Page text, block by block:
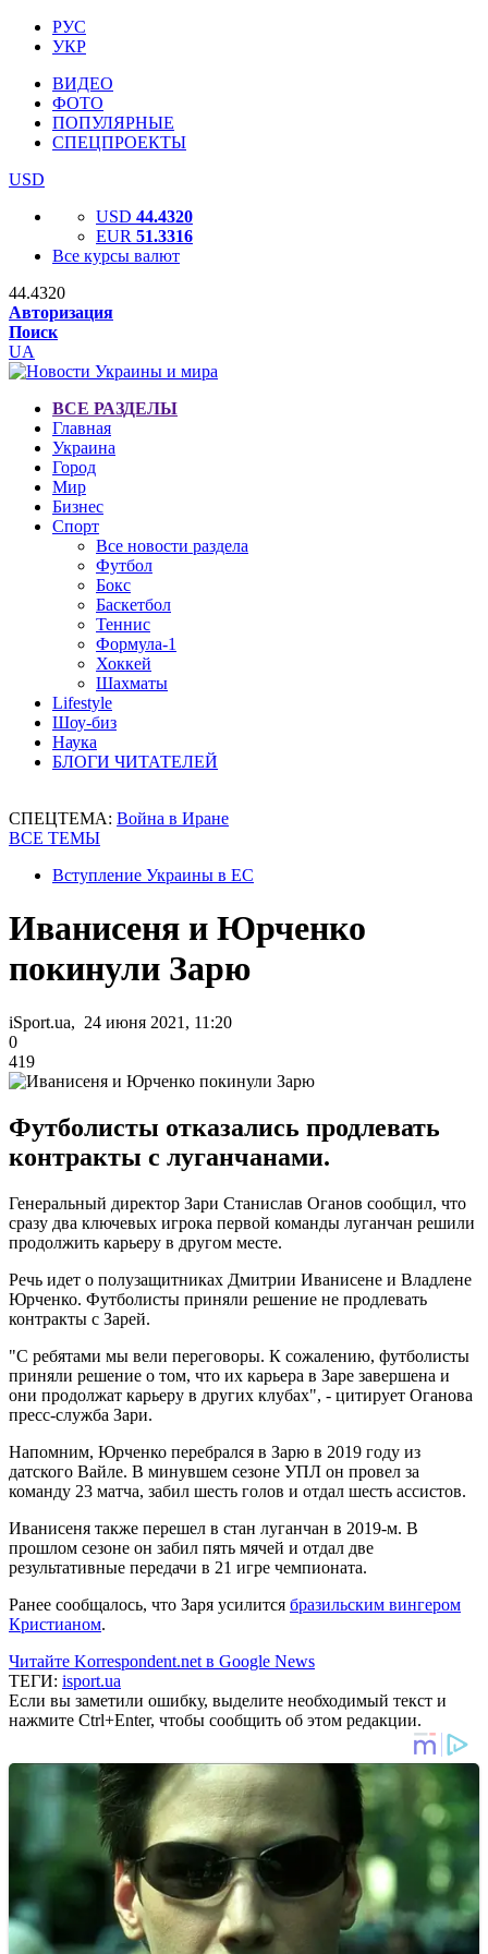
РУС
УКР
ВИДЕО
ФОТО
ПОПУЛЯРНЫЕ
СПЕЦПРОЕКТЫ
USD
USD 44.4320
EUR 51.3316
Все курсы валют
44.4320
Авторизация
Поиск
UA
ВСЕ РАЗДЕЛЫ
Главная
Украина
Город
Мир
Бизнес
Спорт
Все новости раздела
Футбол
Бокс
Баскетбол
Теннис
Формула-1
Хоккей
Шахматы
Lifestyle
Шоу-биз
Наука
БЛОГИ ЧИТАТЕЛЕЙ
СПЕЦТЕМА: Война в Иране
ВСЕ ТЕМЫ
Вступление Украины в ЕС
Иванисеня и Юрченко
покинули Зарю
iSport.ua, 24 июня 2021, 11:20
0
419
Футболисты отказались продлевать
контракты с луганчанами.
Генеральный директор Зари Станислав Оганов сообщил, что
сразу два ключевых игрока первой команды луганчан решили
продолжить карьеру в другом месте.
Речь идет о полузащитниках Дмитрии Иванисене и Владлене
Юрченко. Футболисты приняли решение не продлевать
контракты с Зарей.
"С ребятами мы вели переговоры. К сожалению, футболисты
приняли решение о том, что их карьера в Заре завершена и
они продолжат карьеру в других клубах", - цитирует Оганова
пресс-служба Зари.
Напомним, Юрченко перебрался в Зарю в 2019 году из
датского Вайле. В минувшем сезоне УПЛ он провел за
команду 23 матча, забил шесть голов и отдал шесть ассистов.
Иванисеня также перешел в стан луганчан в 2019-м. В
прошлом сезоне он забил пять мячей и отдал две
результативные передачи в 21 игре чемпионата.
Ранее сообщалось, что Заря усилится бразильским вингером
Кристианом.
Читайте Korrespondent.net в Google News
ТЕГИ: isport.ua
Если вы заметили ошибку, выделите необходимый текст и
нажмите Ctrl+Enter, чтобы сообщить об этом редакции.